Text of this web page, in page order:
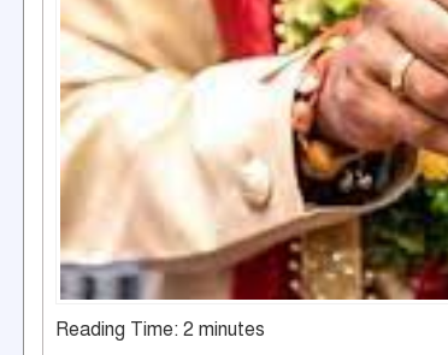
Reading Time: 2 minutes